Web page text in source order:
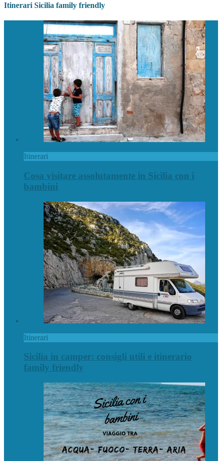
Itinerari Sicilia family friendly
Itinerari
Cosa visitare assolutamente in Sicilia con i
bambini
Itinerari
Sicilia in camper: consigli utili e itinerario
family friendly